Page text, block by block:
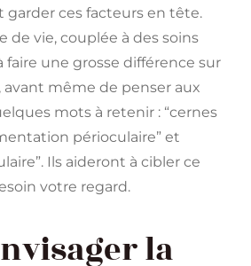
garder ces facteurs en tête.
de vie, couplée à des soins
faire une grosse différence sur
avant même de penser aux
mots à retenir : “cernes
périoculaire” et
Ils aideront à cibler ce
votre regard.
la